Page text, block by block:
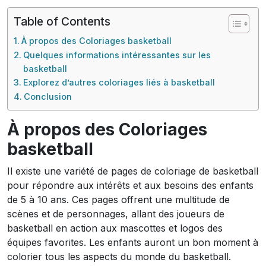
Table of Contents
À propos des Coloriages basketball
Quelques informations intéressantes sur les
basketball
Explorez d’autres coloriages liés à basketball
Conclusion
À propos des Coloriages
basketball
Il existe une variété de pages de coloriage de basketball
pour répondre aux intérêts et aux besoins des enfants
de 5 à 10 ans. Ces pages offrent une multitude de
scènes et de personnages, allant des joueurs de
basketball en action aux mascottes et logos des
équipes favorites. Les enfants auront un bon moment à
colorier tous les aspects du monde du basketball.